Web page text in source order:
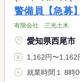
警備員【急募
有限会社 三光土木
愛知県西尾市
1,162円〜1,162円 ※フルタイム
就業時間１ 8時